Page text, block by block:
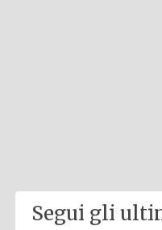
Segui gli